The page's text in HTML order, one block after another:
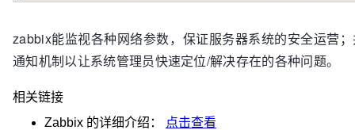
zabbix能监视各种网络参数，保证服务器系统的安全运营
通知机制以让系统管理员快速定位/解决存在的各种问题。
相关链接
Zabbix 的详细介绍：
点击查看